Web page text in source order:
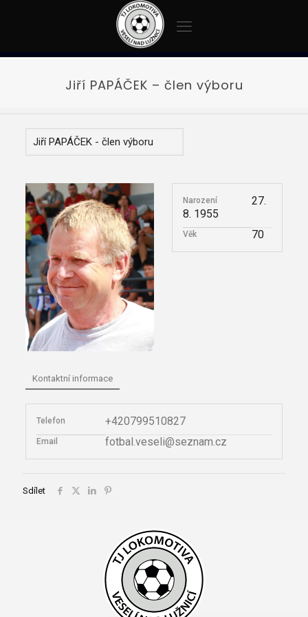
Jiří PAPÁČEK – člen výboru
Narození
27.
8. 1955
Věk 70
Kontaktní informace
Telefon +420799510827
Email fotbal.veseli@seznam.cz
Sdílet